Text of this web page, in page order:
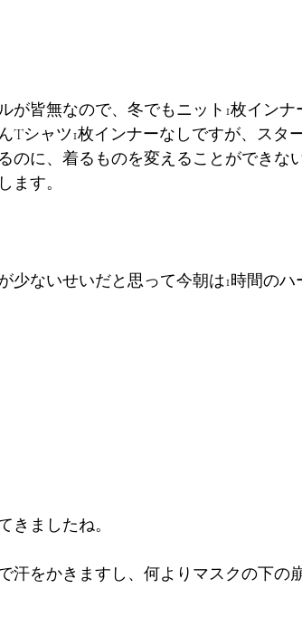
が皆無なので、冬でもニット1枚イン
Tシャツ1枚インナーなしですが、スタ
のに、着るものを変えることができな
ます。
少ないせいだと思って今朝は1時間の
きましたね。
汗をかきますし、何よりマスクの下の